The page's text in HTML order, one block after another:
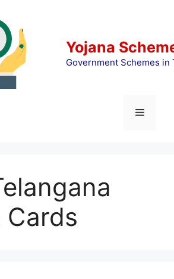
Yojana
Government Schemes in
Menu
Cards